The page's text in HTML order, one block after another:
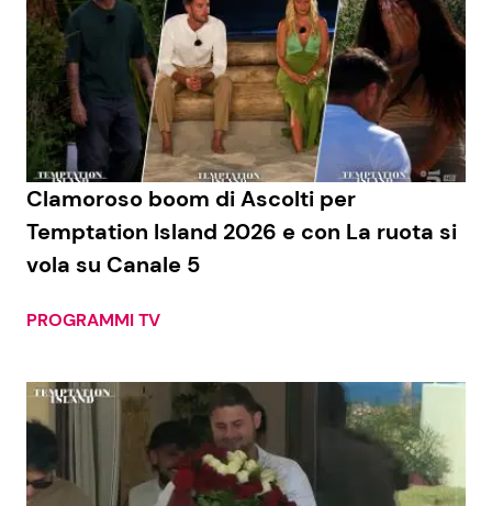
Clamoroso boom di Ascolti per
Temptation Island 2026 e con La ruota si
vola su Canale 5
PROGRAMMI TV